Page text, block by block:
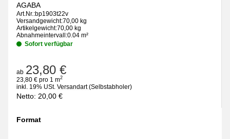
AGABA
Art.Nr.:bp1903t22v
Versandgewicht:70,00 kg
Artikelgewicht:70,00 kg
Abnahmeintervall:0.04 m²
Sofort verfügbar
ab 23,80 €
23,80 € pro 1 m2
inkl. 19% USt. Versandart(Selbstabholer)
Netto: 20,00 €
Format